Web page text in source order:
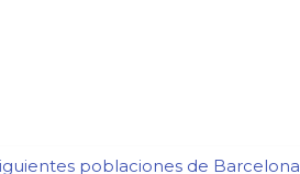
poblaciones de Barcelona​